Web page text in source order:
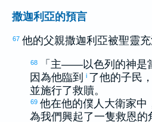
撒迦利亞的預言
67 他的父親撒迦利亞被聖靈充
68 「主——以色列 的神是
因為他臨到
i 了他的子民，
並施行了救贖。
69 他在他的僕人 大衛家中
為我們興起了一隻救恩的